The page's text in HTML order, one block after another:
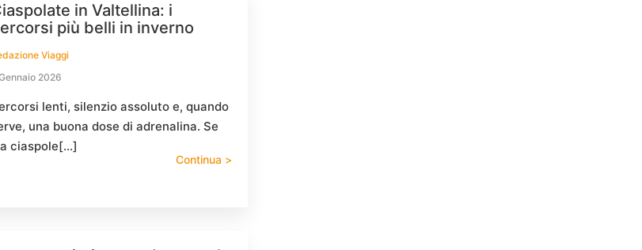
in Valtellina: i
più belli in inverno
Viaggi
2026
lenti, silenzio assoluto e, quando
una buona dose di adrenalina. Se
ciaspole[…]
Continua >